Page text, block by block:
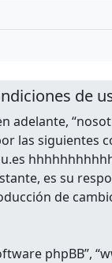
de
las
es su
de
phpBB”,